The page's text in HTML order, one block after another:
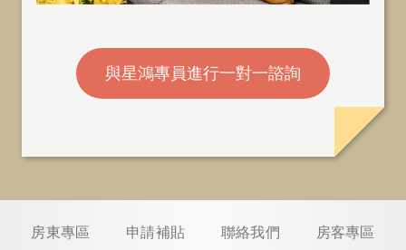
與星鴻專員進行一對一諮詢
房東專區 申請補貼 聯絡我們 房客專區